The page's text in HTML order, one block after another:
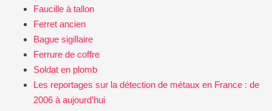
Faucille à tallon
Ferret ancien
Bague sigillaire
Ferrure de coffre
Soldat en plomb
Les reportages sur la détection de métaux en France : de
2006 à aujourd’hui